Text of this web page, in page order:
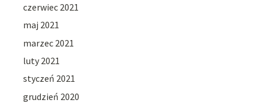
czerwiec 2021
maj 2021
marzec 2021
luty 2021
styczeń 2021
grudzień 2020